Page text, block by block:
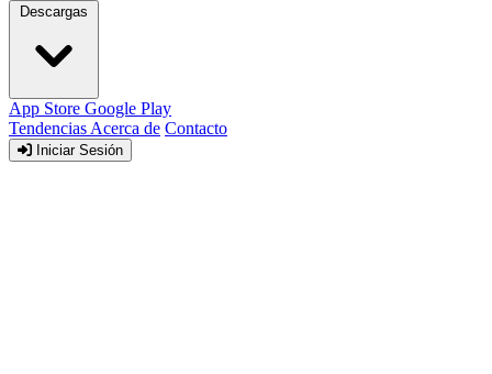
Descargas
App Store Google Play
Tendencias Acerca de Contacto
Iniciar Sesión